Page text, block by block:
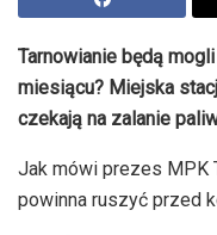
Tarnowianie będą
miesiącu? Miejska
czekają na zalanie
Jak mówi prezes MPK
powinna ruszyć przed